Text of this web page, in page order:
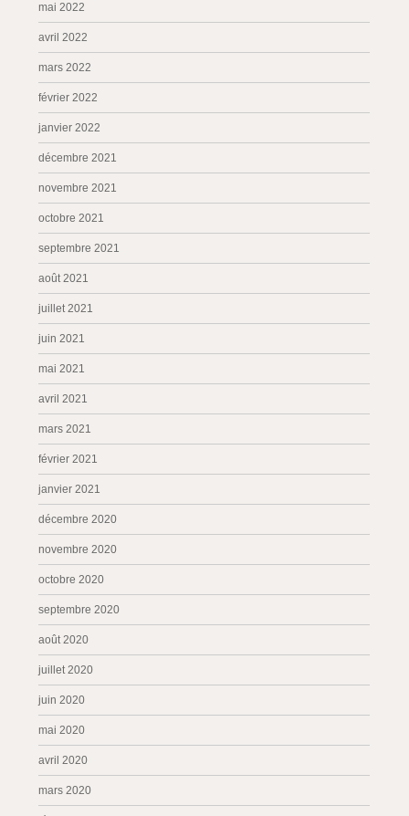
mai 2022
avril 2022
mars 2022
février 2022
janvier 2022
décembre 2021
novembre 2021
octobre 2021
septembre 2021
août 2021
juillet 2021
juin 2021
mai 2021
avril 2021
mars 2021
février 2021
janvier 2021
décembre 2020
novembre 2020
octobre 2020
septembre 2020
août 2020
juillet 2020
juin 2020
mai 2020
avril 2020
mars 2020